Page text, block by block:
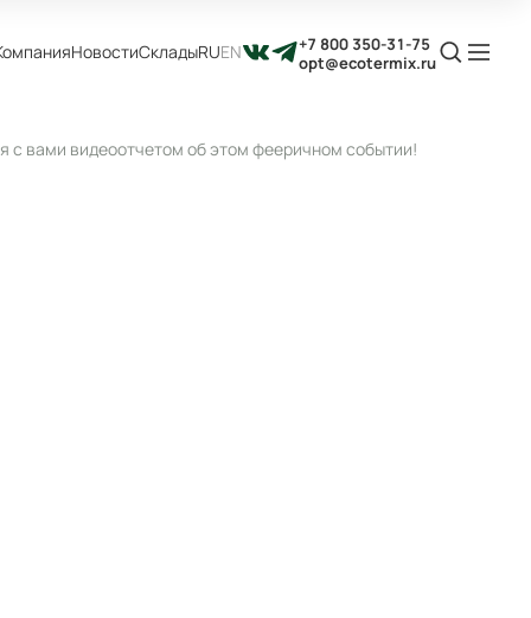
НовостиСкладыRUEN
+7 800 350-31-75
opt@ecotermix.ru
с вами видеоотчетом об этом фееричном событии!